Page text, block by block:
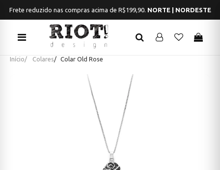
Frete reduzido nas compras acima de R$199,90. NORTE | NORDESTE
Início Colares Colar Old Rose